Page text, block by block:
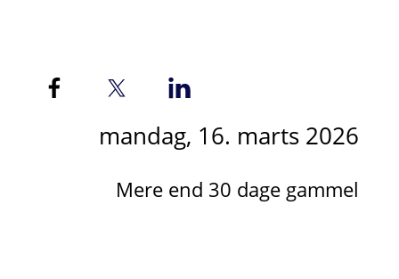
mandag, 16. marts 2026
Mere end 30 dage gammel